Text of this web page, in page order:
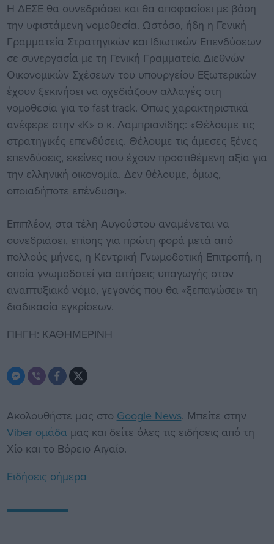
Η ΔΕΣΕ θα συνεδριάσει και θα αποφασίσει με βάση
την υφιστάμενη νομοθεσία. Ωστόσο, ήδη η Γενική
Γραμματεία Στρατηγικών και Ιδιωτικών Επενδύσεων
σε συνεργασία με τη Γενική Γραμματεία Διεθνών
Οικονομικών Σχέσεων του υπουργείου Εξωτερικών
έχουν ξεκινήσει να σχεδιάζουν αλλαγές στη
νομοθεσία για το fast track. Οπως χαρακτηριστικά
ανέφερε στην «Κ» ο κ. Λαμπριανίδης: «Θέλουμε τις
στρατηγικές επενδύσεις. Θέλουμε τις άμεσες ξένες
επενδύσεις, εκείνες που έχουν προστιθέμενη αξία για
την ελληνική οικονομία. Δεν θέλουμε, όμως,
οποιαδήποτε επένδυση».
Επιπλέον, στα τέλη Αυγούστου αναμένεται να
συνεδριάσει, επίσης για πρώτη φορά μετά από
πολλούς μήνες, η Κεντρική Γνωμοδοτική Επιτροπή, η
οποία γνωμοδοτεί για αιτήσεις υπαγωγής στον
αναπτυξιακό νόμο, γεγονός που θα «ξεπαγώσει» τη
διαδικασία εγκρίσεων.
ΠΗΓΗ: ΚΑΘΗΜΕΡΙΝΗ
Ακολουθήστε μας στο Google News. Μπείτε στην
Viber ομάδα μας και δείτε όλες τις ειδήσεις από τη
Χίο και το Βόρειο Αιγαίο.
Ειδήσεις σήμερα